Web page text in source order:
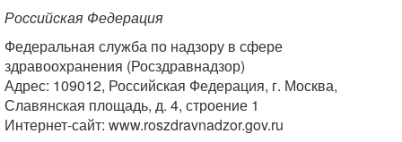
Российская Федерация
Федеральная служба по надзору в сфере
здравоохранения (Росздравнадзор)
Адрес: 109012, Российская Федерация, г. Москва,
Славянская площадь, д. 4, строение 1
Интернет-сайт: www.roszdravnadzor.gov.ru